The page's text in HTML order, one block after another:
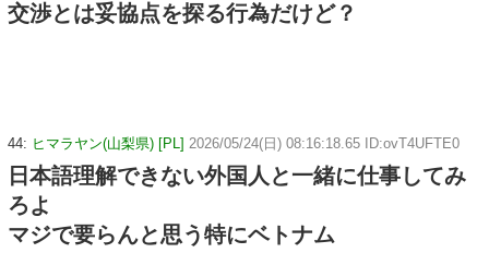
交渉とは妥協点を探る行為だけど？
44: ヒマラヤン(山梨県) [PL] 2026/05/24(日) 08:16:18.65 ID:ovT4UFTE0
日本語理解できない外国人と一緒に仕事してみ
ろよ
マジで要らんと思う特にベトナム